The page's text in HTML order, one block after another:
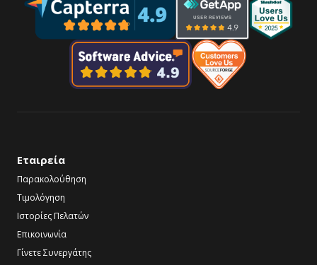
Εταιρεία
Παρακολούθηση
Τιμολόγηση
Ιστορίες Πελατών
Επικοινωνία
Γίνετε Συνεργάτης